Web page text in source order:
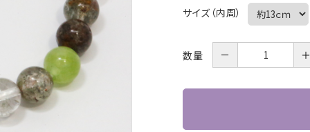
サイズ（内周）
数量 － ＋